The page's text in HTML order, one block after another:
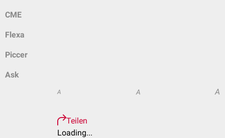
CME
Flexa
Piccer
Ask
A A A
Teilen
Loading...